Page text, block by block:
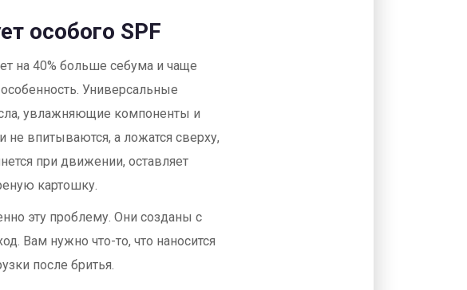
особого SPF
на 40% больше себума и чаще
Универсальные
увлажняющие компоненты и
впитываются, а ложатся сверху,
при движении, оставляет
картошку.
эту проблему. Они созданы с
Вам нужно что-то, что наносится
после бритья.